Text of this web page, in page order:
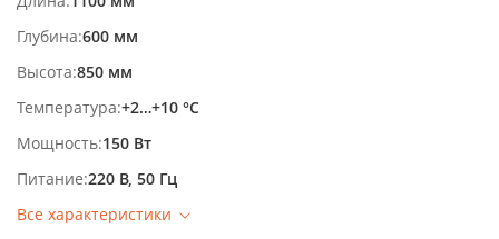
Глубина 600 мм
Высота 850 мм
Температура +2…+10 °С
Мощность 150 Вт
Питание 220 В, 50 Гц
Все характеристики